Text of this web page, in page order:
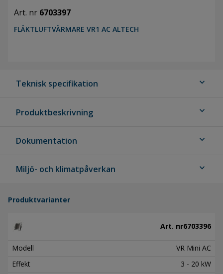
Art. nr 6703397
FLÄKTLUFTVÄRMARE VR1 AC ALTECH
Teknisk specifikation expand_more
Produktbeskrivning expand_more
Dokumentation expand_more
Miljö- och klimatpåverkan expand_more
Produktvarianter
Art. nr6703396
Modell
VR Mini AC
Effekt
3 - 20 kW